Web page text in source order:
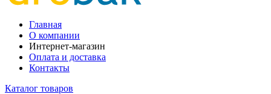
Главная
О компании
Интернет-магазин
Оплата и доставка
Контакты
Каталог товаров